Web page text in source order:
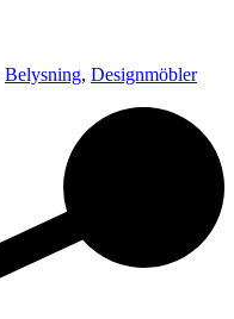
Belysning, Designmöbler